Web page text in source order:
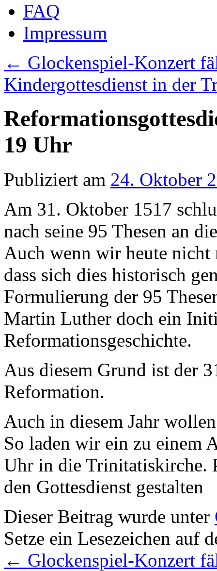
FAQ
Impressum
← Glockenspiel-Konzert
Kindergottesdienst in der
19 Uhr
Publiziert am 24. Oktober
Am 31. Oktober 1517
nach seine 95 Thesen an
Auch wenn wir heute nicht
dass sich dies historisch
Formulierung der 95
Martin Luther doch ein
Reformationsgeschichte.
Aus diesem Grund ist der
Reformation.
Auch in diesem Jahr
So laden wir ein zu einem
Uhr in die Trinitatiskirche.
den Gottesdienst gestalten
Dieser Beitrag wurde unter
Setze ein Lesezeichen auf
← Glockenspiel-Konzert